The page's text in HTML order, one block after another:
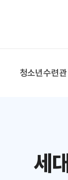
청소년수련관
세